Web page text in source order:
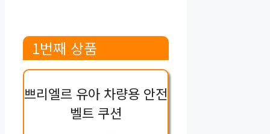
1번째 상품
쁘리엘르 유아 차량용 안전
벨트 쿠션